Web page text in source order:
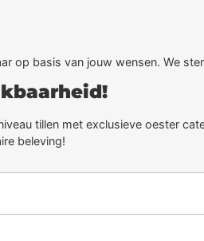
op basis van jouw wensen. We
tillen met exclusieve oester
beleving!